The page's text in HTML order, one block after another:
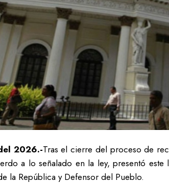
2026.-Tras el cierre del proceso de
a lo señalado en la ley, presentó
la República y Defensor del Pueblo.